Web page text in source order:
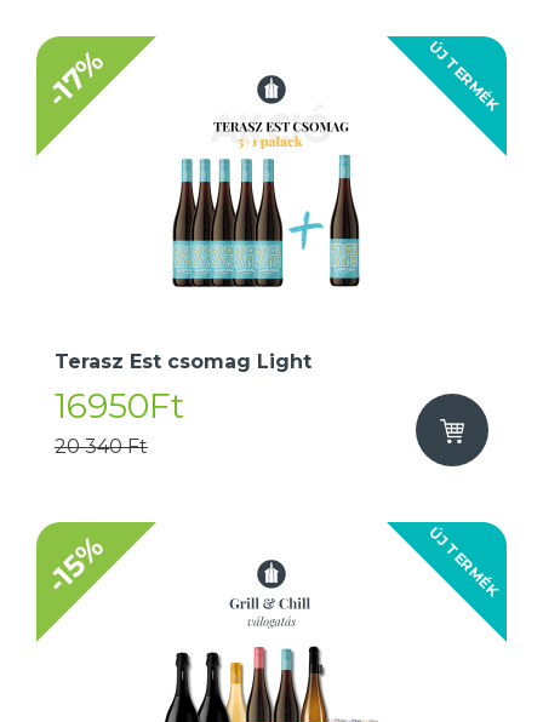
ÚJ TERMÉK
-17%
Terasz Est csomag Light
16950Ft
20 340 Ft
ÚJ TERMÉK
-15%